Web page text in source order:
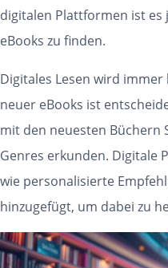
digitalen Plattformen ist es
eBooks zu finden.
Digitales Lesen wird
neuer eBooks ist
mit den neuesten Büchern
Genres erkunden. Digitale
wie personalisierte
hinzugefügt, um dabei zu